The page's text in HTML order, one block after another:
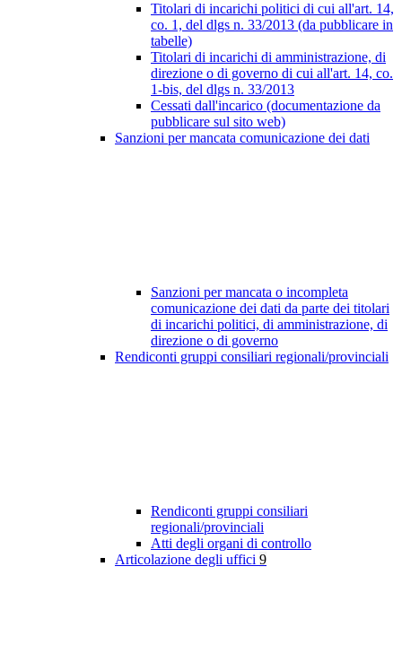
Titolari di incarichi politici di cui all'art. 14,
co. 1, del dlgs n. 33/2013 (da pubblicare in
tabelle)
Titolari di incarichi di amministrazione, di
direzione o di governo di cui all'art. 14, co.
1-bis, del dlgs n. 33/2013
Cessati dall'incarico (documentazione da
pubblicare sul sito web)
Sanzioni per mancata comunicazione dei dati
Sanzioni per mancata o incompleta
comunicazione dei dati da parte dei titolari
di incarichi politici, di amministrazione, di
direzione o di governo
Rendiconti gruppi consiliari regionali/provinciali
Rendiconti gruppi consiliari
regionali/provinciali
Atti degli organi di controllo
Articolazione degli uffici 9